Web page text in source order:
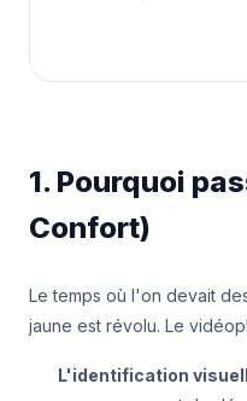
1. Pourquoi
Confort)
Le temps où l'on devait
jaune est révolu. Le
L'identification